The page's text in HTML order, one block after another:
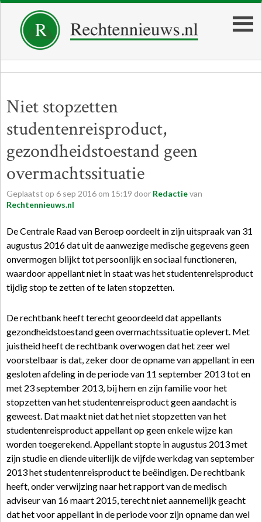
Niet stopzetten
studentenreisproduct,
gezondheidstoestand geen
overmachtssituatie
Geplaatst op 6 sep 2016 om 15:19 door Redactievan
Rechtennieuws.nl
De Centrale Raad van Beroep oordeelt in zijn uitspraak van 31
augustus 2016 dat uit de aanwezige medische gegevens geen
onvermogen blijkt tot persoonlijk en sociaal functioneren,
waardoor appellant niet in staat was het studentenreisproduct
tijdig stop te zetten of te laten stopzetten.
De rechtbank heeft terecht geoordeeld dat appellants
gezondheidstoestand geen overmachtssituatie oplevert. Met
juistheid heeft de rechtbank overwogen dat het zeer wel
voorstelbaar is dat, zeker door de opname van appellant in een
gesloten afdeling in de periode van 11 september 2013 tot en
met 23 september 2013, bij hem en zijn familie voor het
stopzetten van het studentenreisproduct geen aandacht is
geweest. Dat maakt niet dat het niet stopzetten van het
studentenreisproduct appellant op geen enkele wijze kan
worden toegerekend. Appellant stopte in augustus 2013 met
zijn studie en diende uiterlijk de vijfde werkdag van september
2013 het studentenreisproduct te beëindigen. De rechtbank
heeft, onder verwijzing naar het rapport van de medisch
adviseur van 16 maart 2015, terecht niet aannemelijk geacht
dat het voor appellant in de periode voor zijn opname dan wel